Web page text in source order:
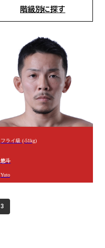
階級別に探す
フライ級 (-51kg)
悠斗
Yuto
3